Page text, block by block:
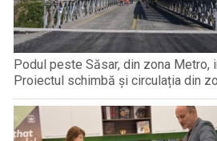
Podul peste Săsar, din zona Metro,
Proiectul schimbă și circulația din